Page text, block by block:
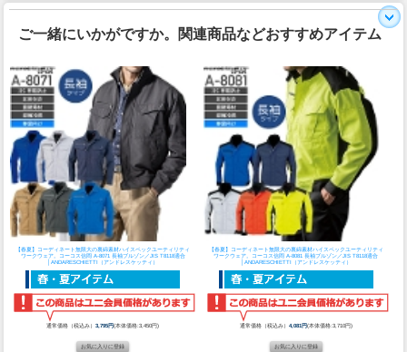
ご一緒にいかがですか。関連商品などおすすめアイテム
【春夏】コーディネート無限大の裏綿素材ハイスペックユーティリティ
ワークウェア。
コーコス信岡 A-8071 長袖ブルゾン／JIS T8118適合
│ANDARESCHIETTI（アンドレスケッティ）
通常価格（税込み）3,795円(本体価格:3,450円)
【春夏】コーディネート無限大の裏綿素材ハイスペックユーティリティ
ワークウェア。 コーコス信岡 A-8081 長袖ブルゾン／JIS T8118適合
│ANDARESCHIETTI（アンドレスケッティ）
通常価格（税込み） 4,081円(本体価格:3,710円)